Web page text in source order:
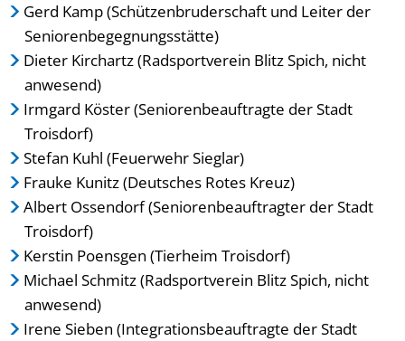
Gerd Kamp (Schützenbruderschaft und Leiter der
Seniorenbegegnungsstätte)
Dieter Kirchartz (Radsportverein Blitz Spich, nicht
anwesend)
Irmgard Köster (Seniorenbeauftragte der Stadt
Troisdorf)
Stefan Kuhl (Feuerwehr Sieglar)
Frauke Kunitz (Deutsches Rotes Kreuz)
Albert Ossendorf (Seniorenbeauftragter der Stadt
Troisdorf)
Kerstin Poensgen (Tierheim Troisdorf)
Michael Schmitz (Radsportverein Blitz Spich, nicht
anwesend)
Irene Sieben (Integrationsbeauftragte der Stadt